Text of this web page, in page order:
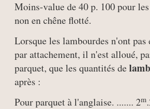
Moins-value de 40 p. 100 pour
non en chêne flotté.
Lorsque les lambourdes n'ont pas
par attachement, il n'est alloué,
parquet, que les quantités de
après :
Pour parquet à l'anglaise. ....... 2m